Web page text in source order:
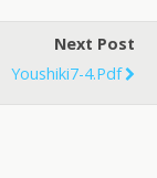
Next Post
Youshiki7-4.pdf